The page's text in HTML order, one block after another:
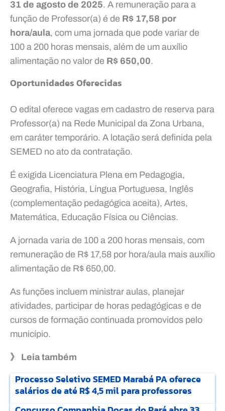
31 de agosto de 2025. A remuneração para a
função de Professor(a) é de R$ 17,58 por
hora/aula, com uma jornada que pode variar de
100 a 200 horas mensais, além de um auxílio
alimentação no valor de R$ 650,00.
Oportunidades Oferecidas
O edital oferece vagas em cadastro de reserva para
Professor(a) na Rede Municipal da Zona Urbana,
em caráter temporário. A lotação será definida pela
SEMED no ato da contratação.
É exigida Licenciatura Plena em Pedagogia,
Geografia, História, Língua Portuguesa, Inglês
(complementação pedagógica aceita), Artes,
Matemática, Educação Física ou Ciências.
A jornada varia de 100 a 200 horas mensais, com
remuneração de R$ 17,58 por hora/aula mais auxílio
alimentação de R$ 650,00.
As funções incluem ministrar aulas, planejar
atividades, participar de horas pedagógicas e de
cursos de formação continuada promovidos pelo
município.
》 Leia também
Processo Seletivo SEMED Marabá PA oferece
salários de até R$ 4,5 mil para professores